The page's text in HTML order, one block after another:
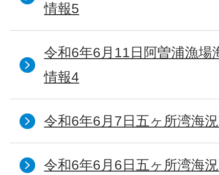
情報5
令和6年6月11日阿曽浦漁場
情報4
令和6年6月7日五ヶ所湾海
令和6年6月6日五ヶ所湾海